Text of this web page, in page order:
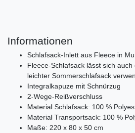
Informationen
Schlafsack-Inlett aus Fleece in
Fleece-Schlafsack lässt sich
leichter Sommerschlafsack
Integralkapuze mit Schnürzug
2-Wege-Reißverschluss
Material Schlafsack: 100 %
Material Transportsack: 100 %
Maße: 220 x 80 x 50 cm